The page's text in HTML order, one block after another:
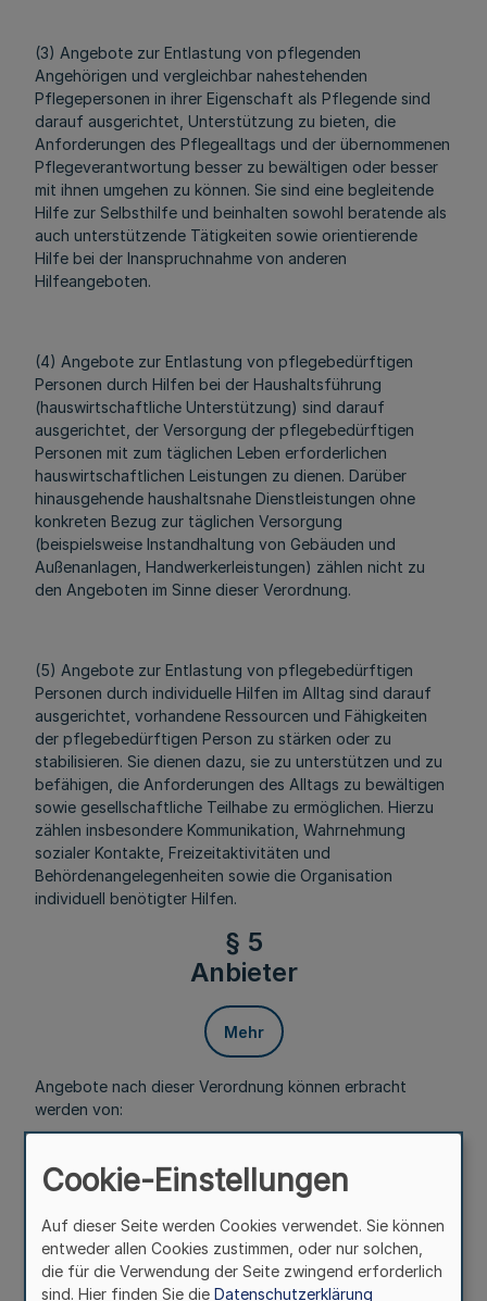
(3) Angebote zur Entlastung von pflegenden
Angehörigen und vergleichbar nahestehenden
Pflegepersonen in ihrer Eigenschaft als Pflegende sind
darauf ausgerichtet, Unterstützung zu bieten, die
Anforderungen des Pflegealltags und der übernommenen
Pflegeverantwortung besser zu bewältigen oder besser
mit ihnen umgehen zu können. Sie sind eine begleitende
Hilfe zur Selbsthilfe und beinhalten sowohl beratende als
auch unterstützende Tätigkeiten sowie orientierende
Hilfe bei der Inanspruchnahme von anderen
Hilfeangeboten.
(4) Angebote zur Entlastung von pflegebedürftigen
Personen durch Hilfen bei der Haushaltsführung
(hauswirtschaftliche Unterstützung) sind darauf
ausgerichtet, der Versorgung der pflegebedürftigen
Personen mit zum täglichen Leben erforderlichen
hauswirtschaftlichen Leistungen zu dienen. Darüber
hinausgehende haushaltsnahe Dienstleistungen ohne
konkreten Bezug zur täglichen Versorgung
(beispielsweise Instandhaltung von Gebäuden und
Außenanlagen, Handwerkerleistungen) zählen nicht zu
den Angeboten im Sinne dieser Verordnung.
(5) Angebote zur Entlastung von pflegebedürftigen
Personen durch individuelle Hilfen im Alltag sind darauf
ausgerichtet, vorhandene Ressourcen und Fähigkeiten
der pflegebedürftigen Person zu stärken oder zu
stabilisieren. Sie dienen dazu, sie zu unterstützen und zu
befähigen, die Anforderungen des Alltags zu bewältigen
sowie gesellschaftliche Teilhabe zu ermöglichen. Hierzu
zählen insbesondere Kommunikation, Wahrnehmung
sozialer Kontakte, Freizeitaktivitäten und
Behördenangelegenheiten sowie die Organisation
individuell benötigter Hilfen.
§ 5
Anbieter
Mehr
Angebote nach dieser Verordnung können erbracht
werden von:
Einrichtungen zur Förderung gemeinnütziger, mildtätiger
und kirchlicher Zwecke, die auch ehrenamtlich tätige
Personen einsetzen,
2. nach § 72 des Elften Buches Sozialgesetzbuch
zugelassenen Pflegeeinrichtungen,
Cookie-Einstellungen
Auf dieser Seite werden Cookies verwendet. Sie können
entweder allen Cookies zustimmen, oder nur solchen,
die für die Verwendung der Seite zwingend erforderlich
sind. Hier finden Sie die Datenschutzerklärung